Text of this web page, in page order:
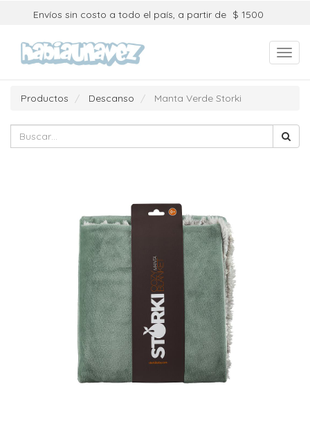
Envíos sin costo a todo el país, a partir de $ 1500
Productos Descanso Manta Verde Storki